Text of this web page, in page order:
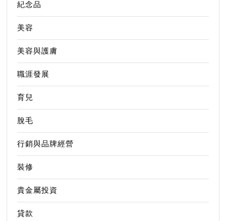
紀念品
美容
美容與護膚
職涯發展
育兒
脫毛
行銷與品牌經營
裝修
貴金屬投資
貸款